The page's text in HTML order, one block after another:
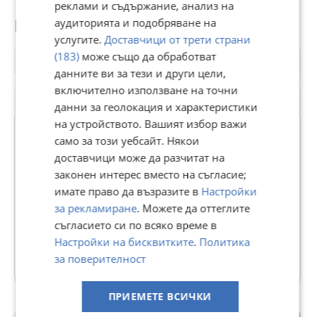
За повече информация и огледи,звънете на телефон 0888
785 777 и цитирайте референтния номер - 20050805
Потребител
ДОММ
В Bazar.BG от 26 май 2021г.
Последно активен 03 август в 17:29 ч.
149 Обяви
Още оферти на https://domm.imot.bg
реклами и съдържание, анализ на
аудиторията и подобряване на
услугите. Доставчици от трети страни
(183)може също да обработват
данните ви за тези и други цели,
включително използване на точни
данни за геолокация и характеристики
на устройството. Вашият избор важи
само за този уебсайт. Някои
доставчици може да разчитат на
законен интерес вместо на съгласие;
имате право да възразите в Настройки
за рекламиране. Можете да оттеглите
съгласието си по всяко време в
Настройки на бисквитките. Политика
за поверителност
ПРИЕМЕТЕ ВСИЧКИ